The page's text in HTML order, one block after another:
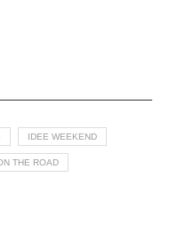
IDEE WEEKEND
THE ROAD